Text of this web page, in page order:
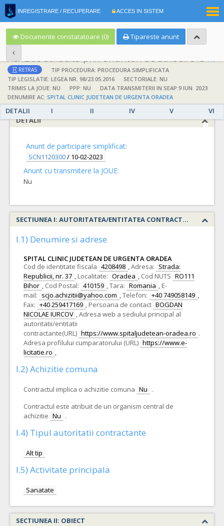
INREGISTRARE / RECUPERARE ACCES IN SISTEM
Documente constatatoare (0) Tipareste anunt
; Achizitie atribuita prin anunturi de atribuire la anuntul simplificat
RETRAS
TIP PROCEDURA: PROCEDURA SIMPLIFICATA
TIP LEGISLATIE: LEGEA NR. 98/23.05.2016
SECTORIALE: NU
TRIMIS LA JOUE: NU
PPP: NU
DATA TRANSMITERII IN SEAP:9 IUN. 2023
DENUMIRE AC: SPITAL CLINIC JUDETEAN DE URGENTA ORADEA
DETALII I II IV V
VI
DETALII
Anunt de participare simplificat:
SCN1120300/ 10-02-2023
Anunt cu transmitere la JOUE:
Nu
SECTIUNEA I: AUTORITATEA/ENTITATEA CONTRACTANTA
I.1) Denumire si adrese
SPITAL CLINIC JUDETEAN DE URGENTA ORADEA
Cod de identitate fiscala 4208498 ,Adresa: Strada:
Republicii, nr. 37 , Localitate: Oradea , Cod NUTS RO111
Bihor , Cod Postal: 410159 ,Tara: Romania , E-
mail: scjo.achizitii@yahoo.com ,Telefon: +40 749058149 ,
Fax: +40 259417169 , Persoana de contact BOGDAN
NICOLAE IURCOV ,Adresa web a sediului principal al
autoritatii/entitatii
contractante(URL) https://www.spitaljudetean-oradea.ro .
Adresa profilului cumparatorului (URL) https://www.e-
licitatie.ro ,
I.2) Achizitie comuna
Contractul implica o achizitie comuna Nu .
Contractul este atribuit de un organism central de
achizitie Nu .
I.4) Tipul autoritatii contractante
Alt tip
I.5) Activitate principala
Sanatate
SECTIUNEA II: OBIECT